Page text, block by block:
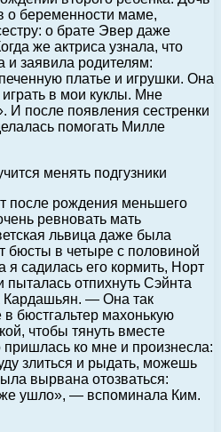
о беременности маме,
о брате Эвер даже
же актриса узнала, что
и заявила родителям:
платье и игрушки. Она
в мои куклы. Мне
И после появления сестренки
помогать Милле
после рождения меньшего
ревновать мать
львица даже была
бюсты в четыре с половиной
я садилась его кормить, Норт
пыталась отпихнуть Сэйнта
Кардашьян. — Она так
бюстгальтер махонькую
чтобы тянуть вместе
ко мне и произнесла:
злиться и рыдать, можешь
вырвана отозваться:
ушло», — вспоминала Ким.